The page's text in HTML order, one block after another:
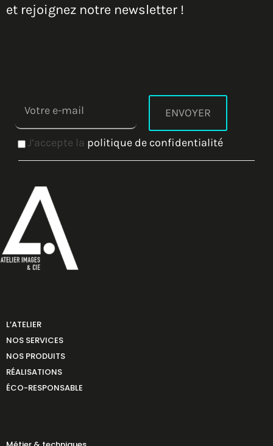
et rejoignez notre newsletter !
J’accepte la politique de confidentialité
L’ATELIER
NOS SERVICES
NOS PRODUITS
RÉALISATIONS
ÉCO-RESPONSABLE